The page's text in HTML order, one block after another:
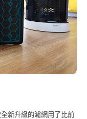
新升級的濾網用了比前